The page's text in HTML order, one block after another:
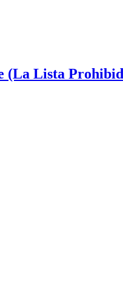
(La Lista